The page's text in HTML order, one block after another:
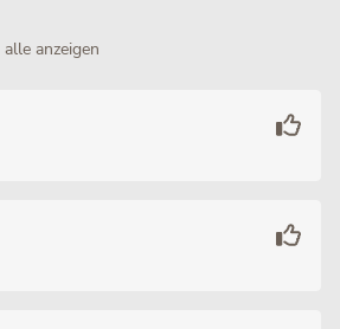
alle anzeigen